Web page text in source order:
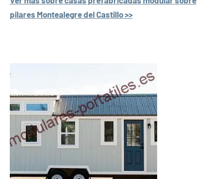
pilares Montealegre del Castillo >>